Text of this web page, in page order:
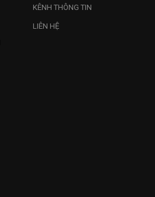
KÊNH THÔNG TIN
LIÊN HỆ